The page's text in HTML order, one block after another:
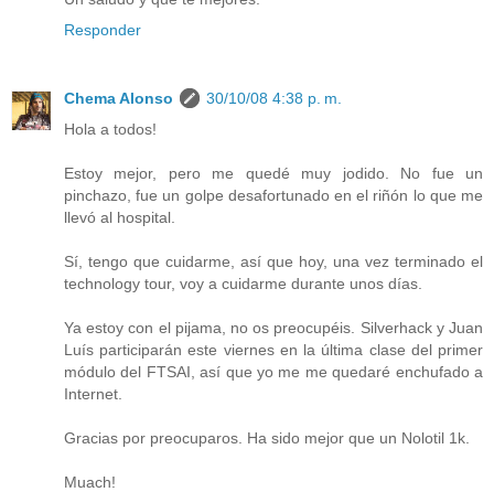
Responder
Chema Alonso
30/10/08 4:38 p. m.
Hola a todos!
Estoy mejor, pero me quedé muy jodido. No fue un
pinchazo, fue un golpe desafortunado en el riñón lo que me
llevó al hospital.
Sí, tengo que cuidarme, así que hoy, una vez terminado el
technology tour, voy a cuidarme durante unos días.
Ya estoy con el pijama, no os preocupéis. Silverhack y Juan
Luís participarán este viernes en la última clase del primer
módulo del FTSAI, así que yo me me quedaré enchufado a
Internet.
Gracias por preocuparos. Ha sido mejor que un Nolotil 1k.
Muach!